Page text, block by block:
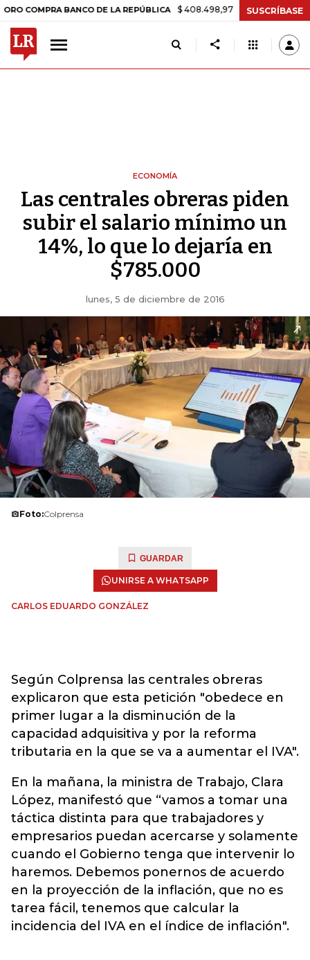
BANCO DE LA REPÚBLICA $ 408.498,97 +$ 8.753,81 +2,19%
SUSCRÍBASE
ECONOMÍA
Las centrales obreras piden
subir el salario mínimo un
14%, lo que lo dejaría en
$785.000
lunes, 5 de diciembre de 2016
Foto:Colprensa
GUARDAR
UNIRSE A WHATSAPP
CARLOS EDUARDO GONZÁLEZ
Según Colprensa las centrales obreras
explicaron que esta petición "obedece en
primer lugar a la disminución de la
capacidad adquisitiva y por la reforma
tributaria en la que se va a aumentar el IVA".
En la mañana, la ministra de Trabajo, Clara
López, manifestó que “vamos a tomar una
táctica distinta para que trabajadores y
empresarios puedan acercarse y solamente
cuando el Gobierno tenga que intervenir lo
haremos. Debemos ponernos de acuerdo
en la proyección de la inflación, que no es
tarea fácil, tenemos que calcular la
incidencia del IVA en el índice de inflación".